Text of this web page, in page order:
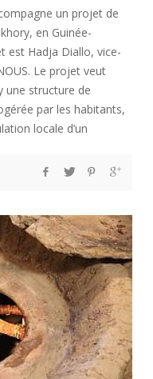
un projet de
en Guinée-
est Hadja Diallo, vice-
Le projet veut
une structure de
par les habitants,
locale d’un